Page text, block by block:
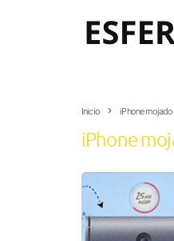
Inicio iPhone mojado
iPhone